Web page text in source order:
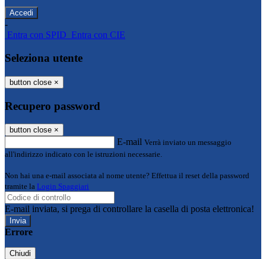
-
Entra con SPID Entra con CIE
Seleziona utente
button close ×
Recupero password
button close ×
E-mail Verrà inviato un messaggio
all'indirizzo indicato con le istruzioni necessarie.
Non hai una e-mail associata al nome utente? Effettua il reset della password
tramite la Login Spaggiari
E-mail inviata, si prega di controllare la casella di posta elettronica!
Errore
Chiudi